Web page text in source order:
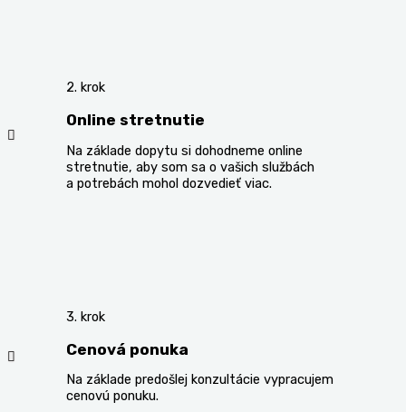
2. krok
Online stretnutie
Na základe dopytu si dohodneme online
stretnutie, aby som sa o vašich službách
a potrebách mohol dozvedieť viac.
3. krok
Cenová ponuka
Na základe predošlej konzultácie vypracujem
cenovú ponuku.